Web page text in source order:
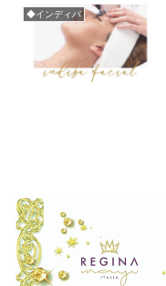
◆インディバ